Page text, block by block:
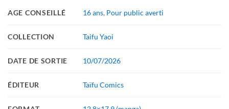
AGE CONSEILLÉ 16 ans, Pour public averti
COLLECTION Taifu Yaoi
DATE DE SORTIE 10/07/2026
ÉDITEUR Taïfu Comics